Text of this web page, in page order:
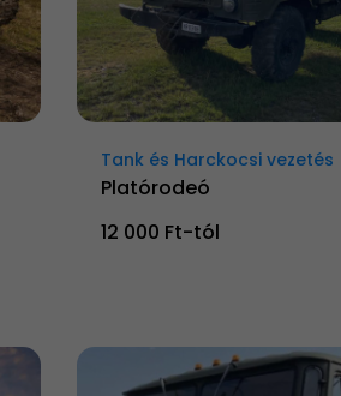
Tank és Harckocsi vezetés
Platórodeó
12 000 Ft-tól